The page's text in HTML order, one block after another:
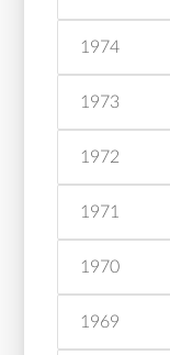
1974
1973
1972
1971
1970
1969